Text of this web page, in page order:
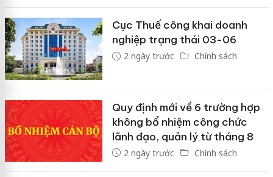
Cục Thuế công khai doanh
nghiệp trạng thái 03-06
2 ngày trước Chính sách
Quy định mới về 6 trường hợp
không bổ nhiệm công chức
lãnh đạo, quản lý từ tháng 8
2 ngày trước Chính sách